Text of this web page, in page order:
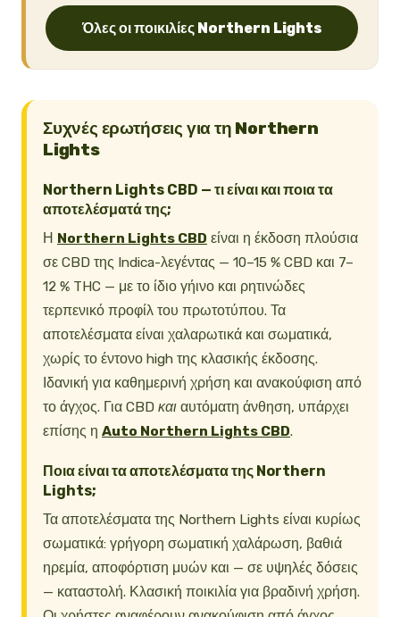
Όλες οι ποικιλίες Northern Lights
Συχνές ερωτήσεις για τη Northern
Lights
Northern Lights CBD — τι είναι και ποια τα
αποτελέσματά της;
Η Northern Lights CBD είναι η έκδοση πλούσια
σε CBD της Indica-λεγέντας — 10–15 % CBD και 7–
12 % THC — με το ίδιο γήινο και ρητινώδες
τερπενικό προφίλ του πρωτοτύπου. Τα
αποτελέσματα είναι χαλαρωτικά και σωματικά,
χωρίς το έντονο high της κλασικής έκδοσης.
Ιδανική για καθημερινή χρήση και ανακούφιση από
το άγχος. Για CBD και αυτόματη άνθηση, υπάρχει
επίσης η Auto Northern Lights CBD.
Ποια είναι τα αποτελέσματα της Northern
Lights;
Τα αποτελέσματα της Northern Lights είναι κυρίως
σωματικά: γρήγορη σωματική χαλάρωση, βαθιά
ηρεμία, αποφόρτιση μυών και — σε υψηλές δόσεις
— καταστολή. Κλασική ποικιλία για βραδινή χρήση.